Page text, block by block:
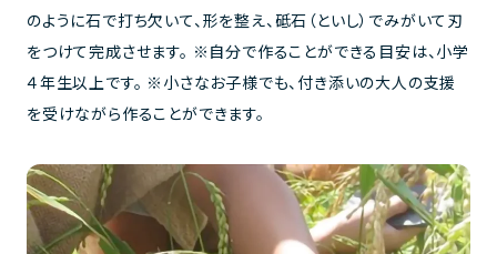
のように石で打ち欠いて、形を整え、砥石（といし）でみがいて刃
をつけて完成させます。 ※自分で作ることができる目安は、小学
４年生以上です。 ※小さなお子様でも、付き添いの大人の支援
を受けながら作ることができます。